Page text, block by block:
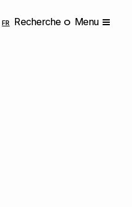
ENGLISH
FR FRANÇAIS
Recherche Menu